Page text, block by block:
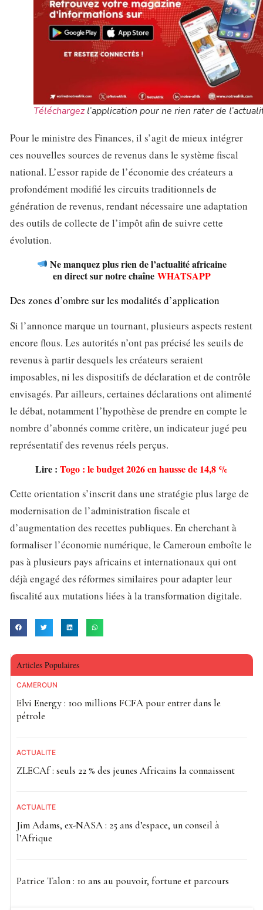
Téléchargezl’application pour ne rien rater de
Pour le ministre des Finances, il s’agit de mieux intégrer
ces nouvelles sources de revenus dans le système fiscal
national. L’essor rapide de l’économie des créateurs a
profondément modifié les circuits traditionnels de
génération de revenus, rendant nécessaire une adaptation
des outils de collecte de l’impôt afin de suivre cette
évolution.
Ne manquez plus rien de l’actualité africaine
en direct sur notre chaîne WHATSAPP
Des zones d’ombre sur les modalités d’application
Si l’annonce marque un tournant, plusieurs aspects restent
encore flous. Les autorités n’ont pas précisé les seuils de
revenus à partir desquels les créateurs seraient
imposables, ni les dispositifs de déclaration et de contrôle
envisagés. Par ailleurs, certaines déclarations ont alimenté
le débat, notamment l’hypothèse de prendre en compte le
nombre d’abonnés comme critère, un indicateur jugé peu
représentatif des revenus réels perçus.
Lire : Togo : le budget 2026 en hausse de 14,8 %
Cette orientation s’inscrit dans une stratégie plus large de
modernisation de l’administration fiscale et
d’augmentation des recettes publiques. En cherchant à
formaliser l’économie numérique, le Cameroun emboîte le
pas à plusieurs pays africains et internationaux qui ont
déjà engagé des réformes similaires pour adapter leur
fiscalité aux mutations liées à la transformation digitale.
Articles Populaires
CAMEROUN
Elvi Energy : 100 millions FCFA pour entrer dans le
pétrole
ACTUALITE
ZLECAf : seuls 22 % des jeunes Africains la connaissent
ACTUALITE
Jim Adams, ex-NASA : 25 ans d’espace, un conseil à
l’Afrique
Patrice Talon : 10 ans au pouvoir, fortune et parcours